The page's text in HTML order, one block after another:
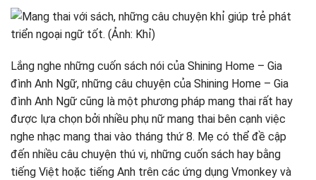
Lắng nghe những cuốn sách nói của Shining Home – Gia
đình Anh Ngữ, những câu chuyện của Shining Home – Gia
đình Anh Ngữ cũng là một phương pháp mang thai rất hay
được lựa chọn bởi nhiều phụ nữ mang thai bên cạnh việc
nghe nhạc mang thai vào tháng thứ 8. Mẹ có thể đề cập
đến nhiều câu chuyện thú vị, những cuốn sách hay bằng
tiếng Việt hoặc tiếng Anh trên các ứng dụng Vmonkey và